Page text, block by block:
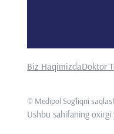
Biz HaqimizdaDoktor
© Medipol Sog'liqni
Ushbu sahifaning oxirgi